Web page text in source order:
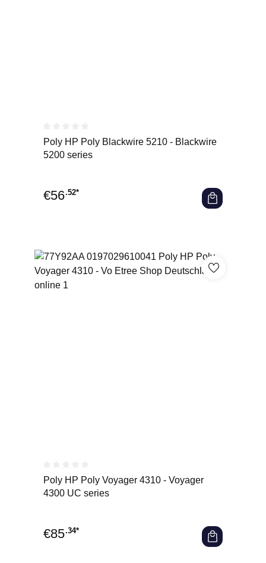
Durchschnittliche Bewertung von 0 von 5 Sternen
Poly HP Poly Blackwire 5210 - Blackwire
5200 series
€56.52*
Durchschnittliche Bewertung von 0 von 5 Sternen
Poly HP Poly Voyager 4310 - Voyager
4300 UC series
€85.34*